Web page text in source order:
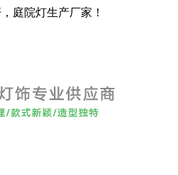
庭院灯生产厂家！